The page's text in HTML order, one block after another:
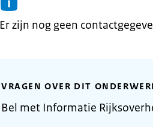
Informatie:
Er zijn nog geen
VRAGEN OVER DIT
Bel met Informatie